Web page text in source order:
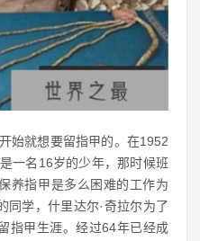
就想要留指甲的。在1952
一名16岁的少年，那时候班
养指甲是多么困难的工作为
同学，什里达尔·奇拉尔为了
指甲生涯。经过64年已经成